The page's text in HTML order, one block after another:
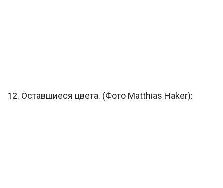
12. Оставшиеся цвета. (Фото Matthias Haker):